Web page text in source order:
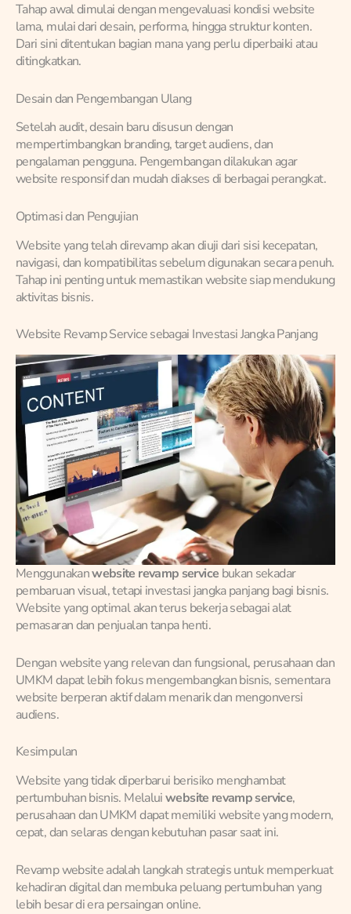
Tahap awal dimulai dengan mengevaluasi kondisi website
lama, mulai dari desain, performa, hingga struktur konten.
Dari sini ditentukan bagian mana yang perlu diperbaiki atau
ditingkatkan.
Desain dan Pengembangan Ulang
Setelah audit, desain baru disusun dengan
mempertimbangkan branding, target audiens, dan
pengalaman pengguna. Pengembangan dilakukan agar
website responsif dan mudah diakses di berbagai perangkat.
Optimasi dan Pengujian
Website yang telah direvamp akan diuji dari sisi kecepatan,
navigasi, dan kompatibilitas sebelum digunakan secara penuh.
Tahap ini penting untuk memastikan website siap mendukung
aktivitas bisnis.
Website Revamp Service sebagai Investasi Jangka Panjang
Menggunakanwebsite revamp service bukan sekadar
pembaruan visual, tetapi investasi jangka panjang bagi bisnis.
Website yang optimal akan terus bekerja sebagai alat
pemasaran dan penjualan tanpa henti.
Dengan website yang relevan dan fungsional, perusahaan dan
UMKM dapat lebih fokus mengembangkan bisnis, sementara
website berperan aktif dalam menarik dan mengonversi
audiens.
Kesimpulan
Website yang tidak diperbarui berisiko menghambat
pertumbuhan bisnis. Melaluiwebsite revamp service,
perusahaan dan UMKM dapat memiliki website yang modern,
cepat, dan selaras dengan kebutuhan pasar saat ini.
Revamp website adalah langkah strategis untuk memperkuat
kehadiran digital dan membuka peluang pertumbuhan yang
lebih besar di era persaingan online.